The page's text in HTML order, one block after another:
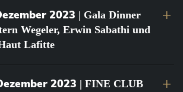
2023 | Gala Dinner
Wegeler, Erwin Sabathi und
Lafitte
2023 | FINE CLUB